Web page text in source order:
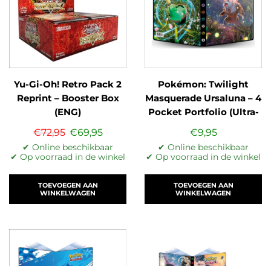
Yu-Gi-Oh! Retro Pack 2
Reprint – Booster Box
(ENG)
€72,95 €69,95
✔ Online beschikbaar
✔ Op voorraad in de winkel
TOEVOEGEN AAN
WINKELWAGEN
Pokémon: Twilight
Masquerade Ursaluna – 4
Pocket Portfolio (Ultra-
Pr…
€9,95
✔ Online beschikbaar
✔ Op voorraad in de winkel
TOEVOEGEN AAN
WINKELWAGEN